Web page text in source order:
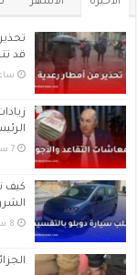
الأخيرة الأشهر
قد
‏7 ساعات مضت
كيف